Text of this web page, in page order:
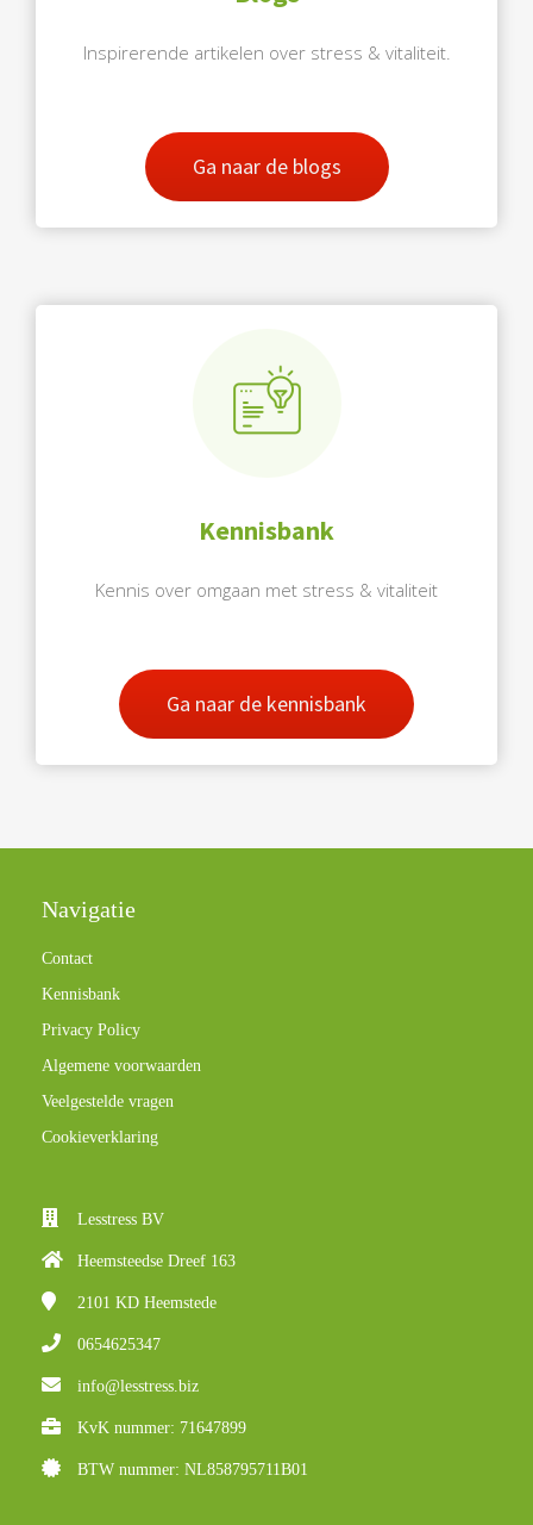
Inspirerende artikelen over stress & vitaliteit.
Ga naar de blogs
Kennisbank
Kennis over omgaan met stress & vitaliteit
Ga naar de kennisbank
Navigatie
Contact
Kennisbank
Privacy Policy
Algemene voorwaarden
Veelgestelde vragen
Cookieverklaring
Lesstress BV
Heemsteedse Dreef 163
2101 KD Heemstede
0654625347
info@lesstress.biz
KvK nummer: 71647899
BTW nummer: NL858795711B01